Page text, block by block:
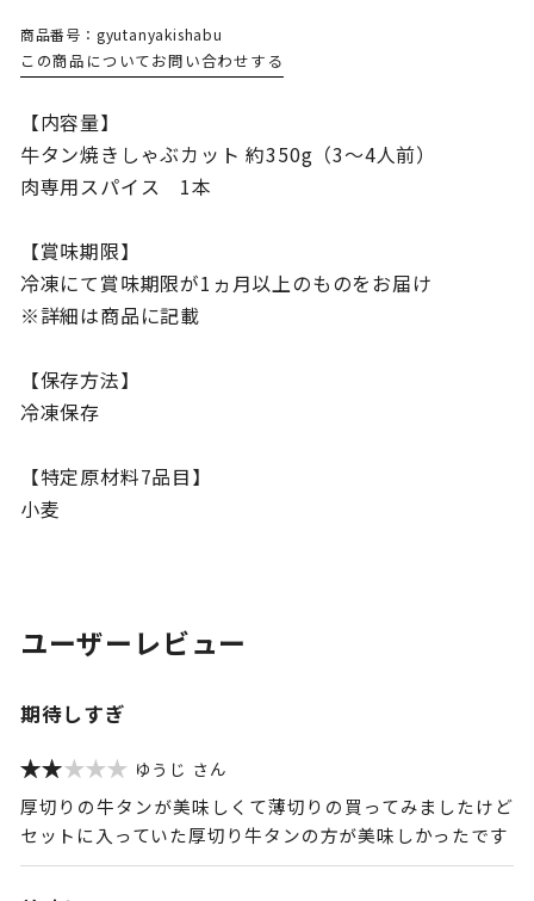
商品番号：gyutanyakishabu
この商品についてお問い合わせする
【内容量】
牛タン焼きしゃぶカット 約350g（3～4人前）
肉専用スパイス 1本
【賞味期限】
冷凍にて賞味期限が1ヵ月以上のものをお届け
※詳細は商品に記載
【保存方法】
冷凍保存
【特定原材料7品目】
小麦
ユーザーレビュー
期待しすぎ
ゆうじ
厚切りの牛タンが美味しくて薄切りの買ってみましたけど
セットに入っていた厚切り牛タンの方が美味しかったです